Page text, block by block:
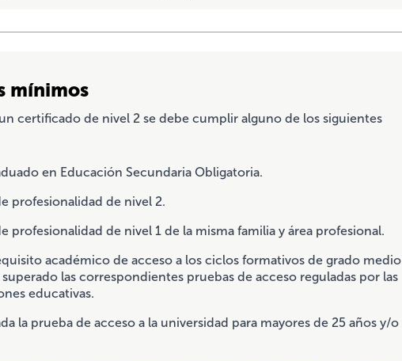
mínimos
un certificado de nivel 2 se debe cumplir alguno de los siguientes
en Educación Secundaria Obligatoria.
profesionalidad de nivel 2.
profesionalidad de nivel 1 de la misma familia y área profesional.
académico de acceso a los ciclos formativos de grado medio
las correspondientes pruebas de acceso reguladas por las
educativas.
la prueba de acceso a la universidad para mayores de 25 años y/o